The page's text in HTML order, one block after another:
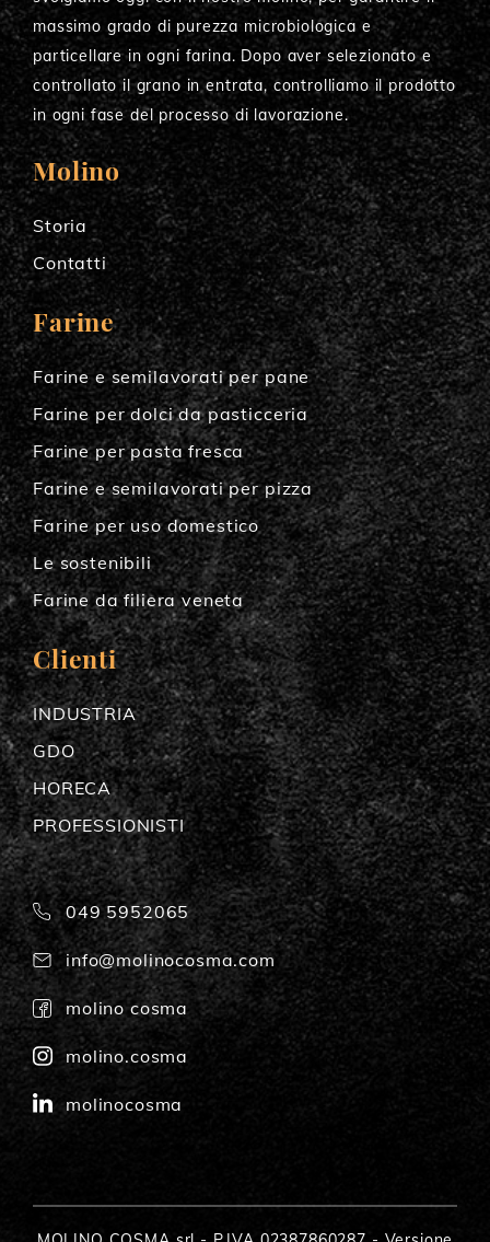
massimo grado di purezza microbiologica e
particellare in ogni farina. Dopo aver selezionato e
controllato il grano in entrata, controlliamo il prodotto
in ogni fase del processo di lavorazione.
Molino
Storia
Contatti
Farine
Farine e semilavorati per pane
Farine per dolci da pasticceria
Farine per pasta fresca
Farine e semilavorati per pizza
Farine per uso domestico
Le sostenibili
Farine da filiera veneta
Clienti
INDUSTRIA
GDO
HORECA
PROFESSIONISTI
049 5952065
info@molinocosma.com
molino cosma
molino.cosma
molinocosma